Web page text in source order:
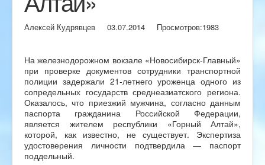
Алексей Кудрявцев 03.07.2014 Просмотров:1983
На железнодорожном вокзале «Новосибирск-Главный»
при проверке документов сотрудники транспортной
полиции задержали 21-летнего уроженца одного из
сопредельных государств среднеазиатского региона.
Оказалось, что приезжий мужчина, согласно данным
паспорта гражданина Российской Федерации,
является жителем республики «Горный Алтай»,
которой, как известно, не существует. Экспертиза
удостоверения личности подтвердила — паспорт
поддельный.